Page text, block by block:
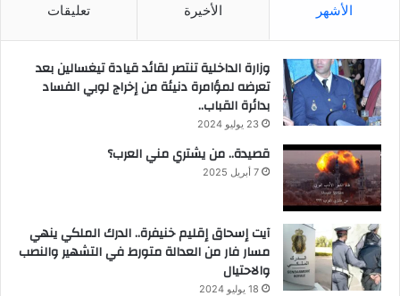
الأشهر الأخيرة تعليقات
وزارة الداخلية تنتصر لقائد قيادة تيغسالين بعد
تعرضه لمؤامرة دنيئة من إخراج لوبي الفساد
بدائرة القباب..
23 يوليو 2024
قصيدة.. من يشتري مني العرب؟
7 أبريل 2025
آيت إسحاق إقليم خنيفرة.. الدرك الملكي ينهي
مسار فار من العدالة متورط في التشهير والنصب
والاحتيال
18 يوليو 2024